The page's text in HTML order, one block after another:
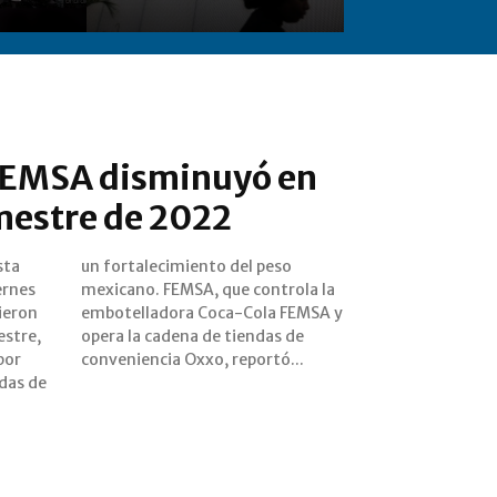
disminuyó en
de 2022
de
la
y
de
conveniencia Oxxo, reportó...